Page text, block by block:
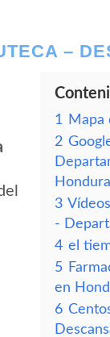
–
1
Mapa
2
3
-
4 el
5
en
6